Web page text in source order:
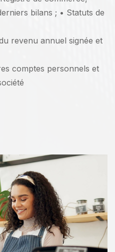
bilans ; • Statuts de
revenu annuel signée et
comptes personnels et